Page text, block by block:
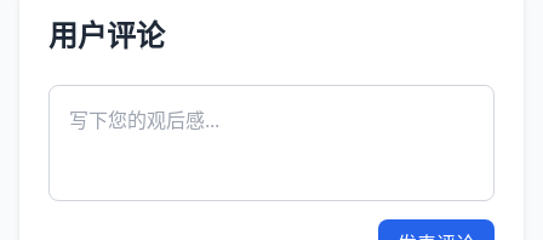
用户评论